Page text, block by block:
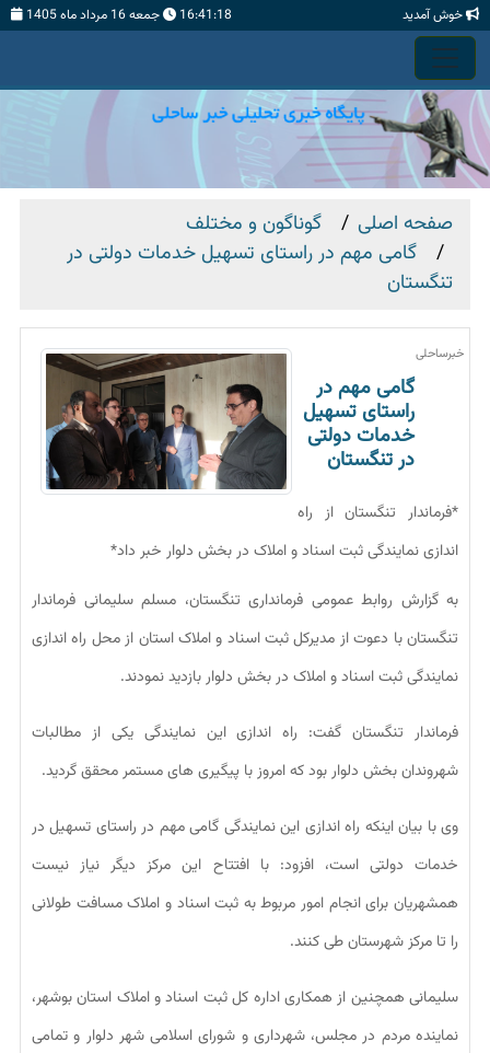
خوش آمدید 16:41:19 جمعه 16 مرداد ماه 1405
صفحه اصلی
گوناگون و مختلف
گامی مهم در راستای تسهیل خدمات دولتی در
تنگستان
خبرساحلی
گامی مهم در
راستای تسهیل
خدمات دولتی
در تنگستان
*فرماندار تنگستان از راه
اندازی نمایندگی ثبت اسناد و املاک در بخش دلوار خبر داد*
به گزارش روابط عمومی فرمانداری تنگستان، مسلم سلیمانی فرماندار
تنگستان با دعوت از مدیرکل ثبت اسناد و املاک استان از محل راه اندازی
نمایندگی ثبت اسناد و املاک در بخش دلوار بازدید نمودند.
فرماندار تنگستان گفت: راه اندازی این نمایندگی یکی از مطالبات
شهروندان بخش دلوار بود که امروز با پیگیری های مستمر محقق گردید.
وی با بیان اینکه راه اندازی این نمایندگی گامی مهم در راستای تسهیل در
خدمات دولتی است، افزود: با افتتاح این مرکز دیگر نیاز نیست
همشهریان برای انجام امور مربوط به ثبت اسناد و املاک مسافت طولانی
را تا مرکز شهرستان طی کنند‌.
سلیمانی همچنین از همکاری اداره کل ثبت اسناد و املاک استان بوشهر،
نماینده مردم در مجلس، شهرداری و شورای اسلامی شهر دلوار و تمامی